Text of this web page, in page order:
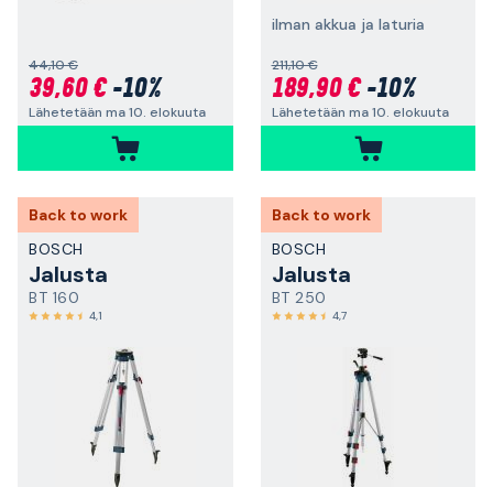
44,10 €
39,60 €-10%
Lähetetään ma 10. elokuuta
ilman akkua ja laturia
211,10 €
189,90 €-10%
Lähetetään ma 10. elokuuta
Back to work
BOSCH
Jalusta
BT 160
4,1
Back to work
BOSCH
Jalusta
BT 250
4,7